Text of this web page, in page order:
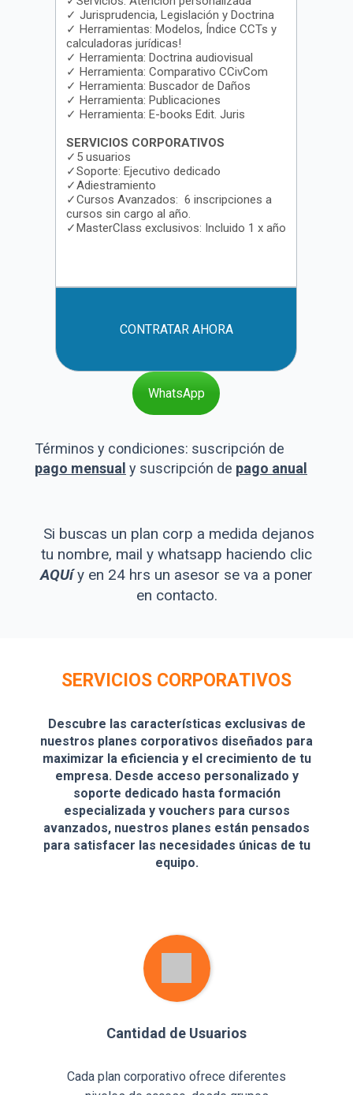
✓ Jurisprudencia, Legislación y Doctrina
✓ Herramientas: Modelos, Índice CCTs y
calculadoras jurídicas!
✓ Herramienta: Doctrina audiovisual
✓ Herramienta: Comparativo CCivCom
✓ Herramienta: Buscador de Daños
✓ Herramienta: Publicaciones
✓ Herramienta: E-books Edit. Juris
SERVICIOS CORPORATIVOS
✓5 usuarios
✓Soporte: Ejecutivo dedicado
✓Adiestramiento
✓Cursos Avanzados: 6 inscripciones a
cursos sin cargo al año.
✓MasterClass exclusivos: Incluido 1 x año
CONTRATAR AHORA
WhatsApp
Términos y condiciones: suscripción de
pago mensual y suscripción de pago anual
Si buscas un plan corp a medida dejanos
tu nombre, mail y whatsapp haciendo clic
AQUíy en 24 hrs un asesor se va a poner
en contacto.
SERVICIOS CORPORATIVOS
Descubre las características exclusivas de
nuestros planes corporativos diseñados para
maximizar la eficiencia y el crecimiento de tu
empresa. Desde acceso personalizado y
soporte dedicado hasta formación
especializada y vouchers para cursos
avanzados, nuestros planes están pensados
para satisfacer las necesidades únicas de tu
equipo.
Cantidad de Usuarios
Cada plan corporativo ofrece diferentes